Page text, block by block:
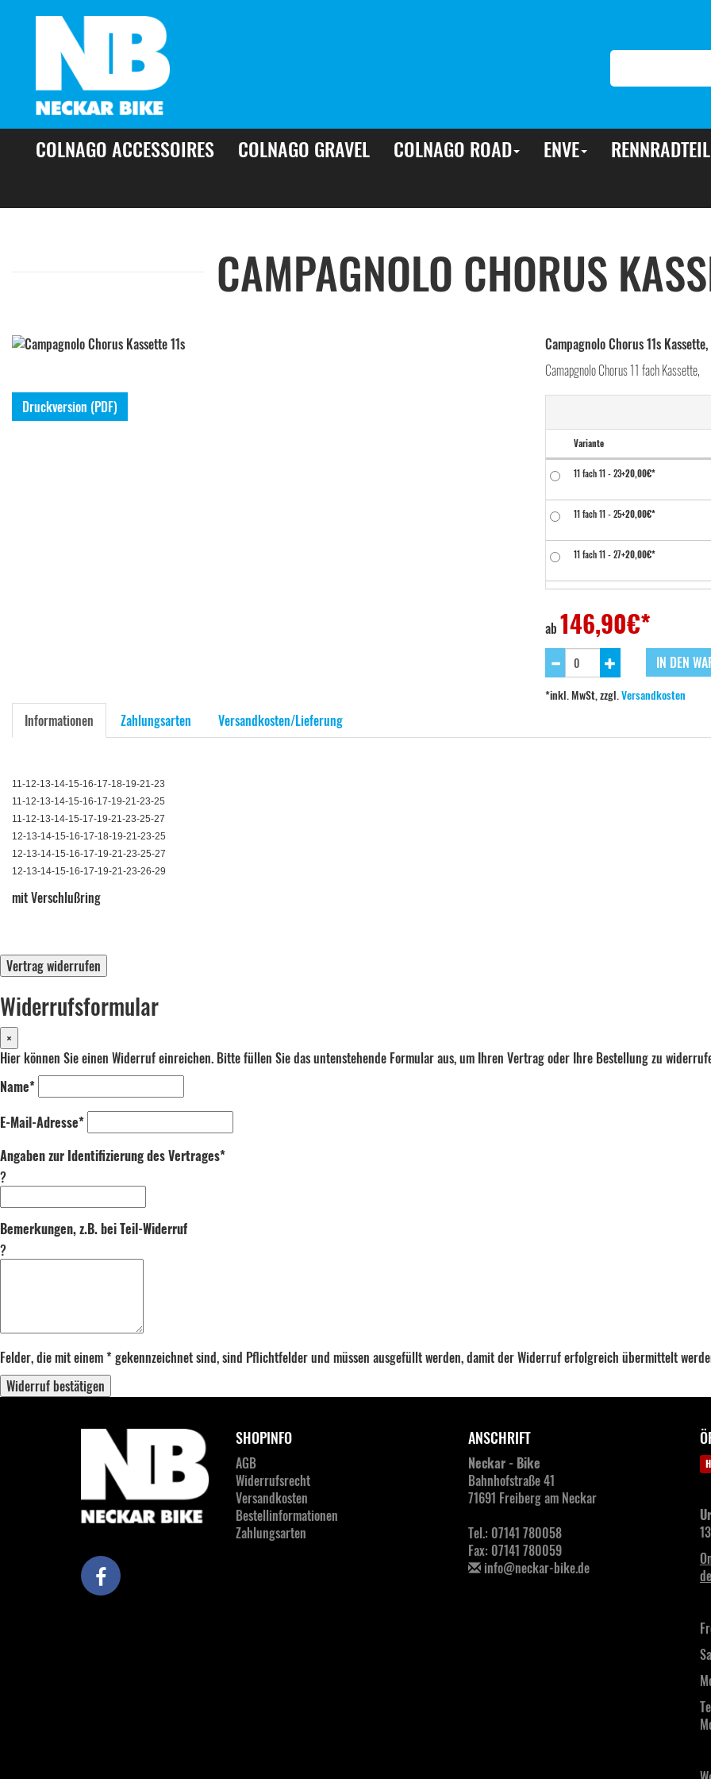
COLNAGO ACCESSOIRES COLNAGO GRAVEL COLNAGO ROAD ENVE
CAMPAGNOLO CHORUS
Druckversion (PDF)
Campagnolo Chorus 11s
Camapgnolo Chorus 11 fach Kassette,
Variante
11 fach 11 - 23+20,00€*
11 fach 11 - 25+20,00€*
11 fach 11 - 27+20,00€*
11 fach 12 - 25
11 fach 12 - 27 +10,00€*
ab 146,90€*
IN DEN
*inkl. MwSt, zzgl.Versandkosten
Informationen Zahlungsarten Versandkosten/Lieferung
11-12-13-14-15-16-17-18-19-21-23
11-12-13-14-15-16-17-19-21-23-25
11-12-13-14-15-17-19-21-23-25-27
12-13-14-15-16-17-18-19-21-23-25
12-13-14-15-16-17-19-21-23-25-27
12-13-14-15-16-17-19-21-23-26-29
mit Verschlußring
Vertrag widerrufen
Widerrufsformular
×
Hier können Sie einen Widerruf einreichen. Bitte füllen Sie das untenstehende Formular aus, um Ihren Vertrag oder Ihre Bestellung zu
Name*
E-Mail-Adresse*
Angaben zur Identifizierung des Vertrages*
?
Bemerkungen, z.B. bei Teil-Widerruf
?
Felder, die mit einem * gekennzeichnet sind, sind Pflichtfelder und müssen ausgefüllt werden, damit der Widerruf erfolgreich übermittelt
Widerruf bestätigen
SHOPINFO
AGB
Widerrufsrecht
Versandkosten
Bestellinformationen
Zahlungsarten
ANSCHRIFT
Neckar - Bike
Bahnhofstraße 41
71691 Freiberg am Neckar
Tel.: 07141 780058
Fax: 07141 780059
info@neckar-bike.de